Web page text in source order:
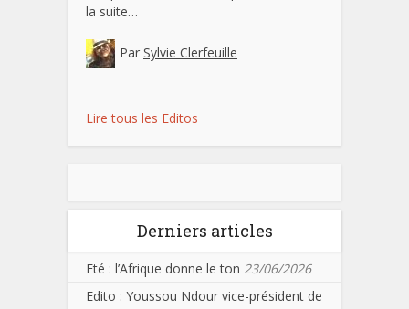
la suite…
Par Sylvie Clerfeuille
Lire tous les Editos
Derniers articles
Eté : l’Afrique donne le ton 23/06/2026
Edito : Youssou Ndour vice-président de